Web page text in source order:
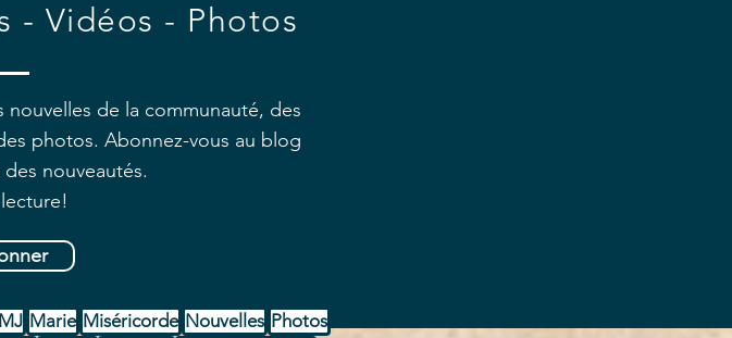
- Vidéos - Photos
de la communauté, des
photos. Abonnez-vous au blog
nouveautés.
Marie Miséricorde Nouvelles Photos